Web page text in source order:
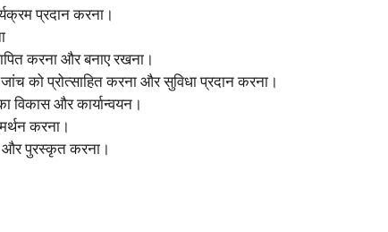
प्रदान करना।
करना और बनाए रखना।
को प्रोत्साहित करना और सुविधा प्रदान करना।
विकास और कार्यान्वयन।
करना।
और पुरस्कृत करना।